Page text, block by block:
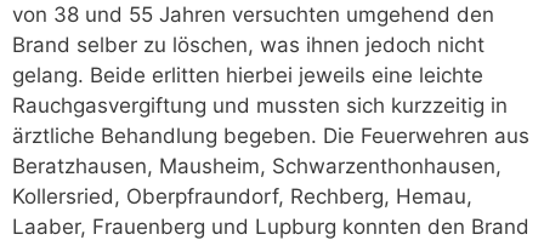
von 38 und 55 Jahren versuchten umgehend den
Brand selber zu löschen, was ihnen jedoch nicht
gelang. Beide erlitten hierbei jeweils eine leichte
Rauchgasvergiftung und mussten sich kurzzeitig in
ärztliche Behandlung begeben. Die Feuerwehren aus
Beratzhausen, Mausheim, Schwarzenthonhausen,
Kollersried, Oberpfraundorf, Rechberg, Hemau,
Laaber, Frauenberg und Lupburg konnten den Brand